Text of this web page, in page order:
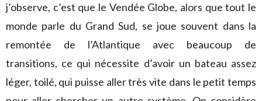
j’observe, c’est que le Vendée Globe, alors que tout le
monde parle du Grand Sud, se joue souvent dans la
remontée de l’Atlantique avec beaucoup de
transitions, ce qui nécessite d’avoir un bateau assez
léger, toilé, qui puisse aller très vite dans le petit temps